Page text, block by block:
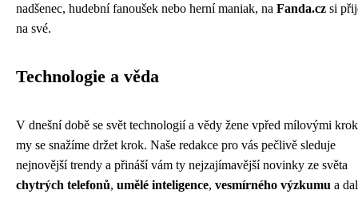
nadšenec, hudební fanoušek nebo herní maniak, na Fanda.cz si
na své.
Technologie a věda
V dnešní době se svět technologií a vědy žene vpřed mílovými
my se snažíme držet krok. Naše redakce pro vás pečlivě sleduje
nejnovější trendy a přináší vám ty nejzajímavější novinky ze světa
chytrých telefonů, umělé inteligence, vesmírného výzkumu a